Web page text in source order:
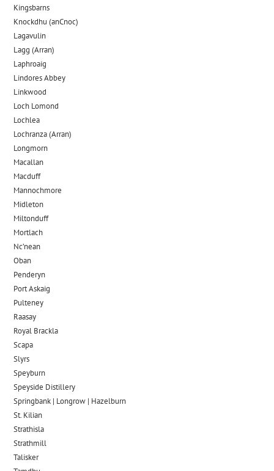
Kingsbarns
Knockdhu (anCnoc)
Lagavulin
Lagg (Arran)
Laphroaig
Lindores Abbey
Linkwood
Loch Lomond
Lochlea
Lochranza (Arran)
Longmorn
Macallan
Macduff
Mannochmore
Midleton
Miltonduff
Mortlach
Nc’nean
Oban
Penderyn
Port Askaig
Pulteney
Raasay
Royal Brackla
Scapa
Slyrs
Speyburn
Speyside Distillery
Springbank | Longrow | Hazelburn
St. Kilian
Strathisla
Strathmill
Talisker